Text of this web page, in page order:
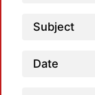
Subject
Date